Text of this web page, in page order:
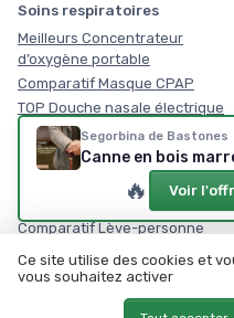
Segorbina de Bastones
🔥 Voir
Soins respiratoires
Meilleurs Concentrateur
d’oxygène portable
Comparatif Masque CPAP
TOP Douche nasale électrique
Équipement médical du
domicile
Meilleurs Planche de transfert
Comparatif Lève-personne
TOP Barre d'appui PMR
Ce site utilise des cookies et
vous souhaitez activer